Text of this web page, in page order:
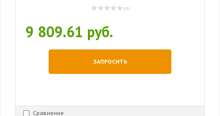
( 0 )
9 809.61 руб.
ЗАПРОСИТЬ
Сравнение